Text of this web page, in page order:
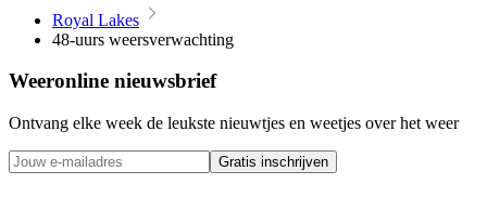
Royal Lakes
48-uurs weersverwachting
Weeronline nieuwsbrief
Ontvang elke week de leukste nieuwtjes en weetjes over het weer
Gratis inschrijven